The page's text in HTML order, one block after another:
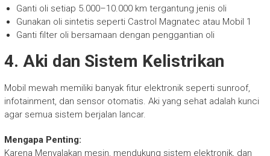
Ganti oli setiap 5.000–10.000 km tergantung jenis oli
Gunakan oli sintetis seperti Castrol Magnatec atau Mobil 1
Ganti filter oli bersamaan dengan penggantian oli
4. Aki dan Sistem Kelistrikan
Mobil mewah memiliki banyak fitur elektronik seperti sunroof,
infotainment, dan sensor otomatis. Aki yang sehat adalah kunci
agar semua sistem berjalan lancar.
Mengapa Penting:
Karena Menyalakan mesin, mendukung sistem elektronik, dan